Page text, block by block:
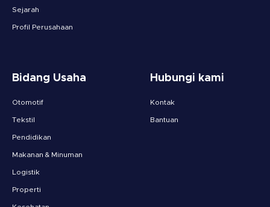
Sejarah
Profil Perusahaan
Bidang Usaha
Otomotif
Tekstil
Pendidikan
Makanan & Minuman
Logistik
Properti
Hubungi kami
Kontak
Bantuan